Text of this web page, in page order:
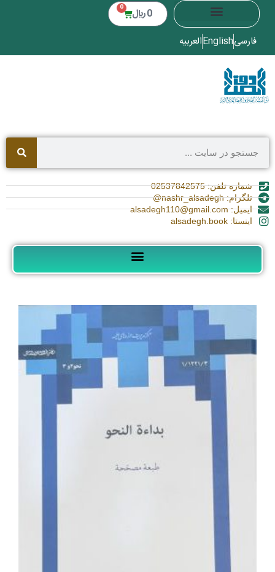
0 ﷼ 0
فارسیEnglishالعربیه
شماره تلفن: 02537842575
تلگرام: nashr_alsadegh@
ایمیل: alsadegh110@gmail.com
اینستا: alsadegh.book